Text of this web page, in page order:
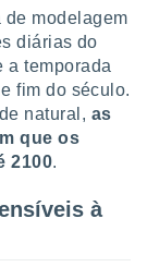
de modelagem
diárias do
a temporada
fim do século.
natural, as
que os
2100.
à